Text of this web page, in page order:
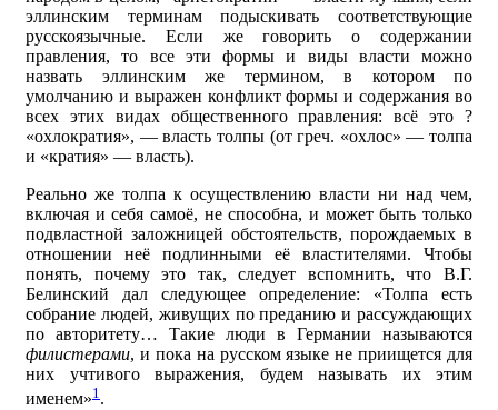
эллинским терминам подыскивать соответствующие
русскоязычные. Если же говорить о содержании
правления, то все эти формы и виды власти можно
назвать эллинским же термином, в котором по
умолчанию и выражен конфликт формы и содержания во
всех этих видах общественного правления: всё это ?
«охлократия», — власть толпы (от греч. «охлос» — толпа
и «кратия» — власть).
Реально же толпа к осуществлению власти ни над чем,
включая и себя самоё, не способна, и может быть только
подвластной заложницей обстоятельств, порождаемых в
отношении неё подлинными её властителями. Чтобы
понять, почему это так, следует вспомнить, что В.Г.
Белинский дал следующее определение: «Толпа есть
собрание людей, живущих по преданию и рассуждающих
по авторитету… Такие люди в Германии называются
филистерами, и пока на русском языке не приищется для
них учтивого выражения, будем называть их этим
именем»1.